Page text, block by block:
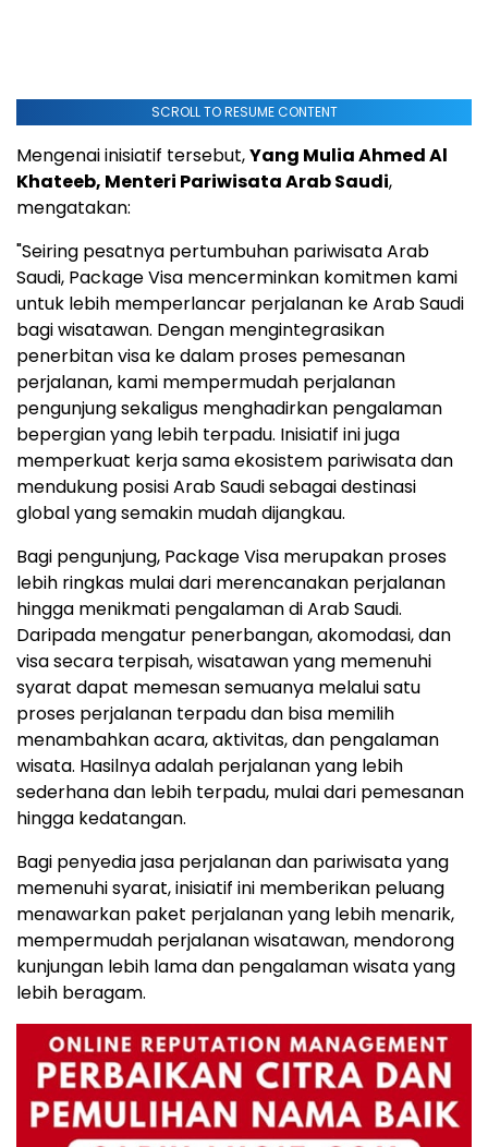
SCROLL TO RESUME CONTENT
Mengenai inisiatif tersebut,Yang Mulia Ahmed Al
Khateeb, Menteri Pariwisata Arab Saudi,
mengatakan:
"Seiring pesatnya pertumbuhan pariwisata Arab
Saudi, Package Visa mencerminkan komitmen kami
untuk lebih memperlancar perjalanan ke Arab Saudi
bagi wisatawan. Dengan mengintegrasikan
penerbitan visa ke dalam proses pemesanan
perjalanan, kami mempermudah perjalanan
pengunjung sekaligus menghadirkan pengalaman
bepergian yang lebih terpadu. Inisiatif ini juga
memperkuat kerja sama ekosistem pariwisata dan
mendukung posisi Arab Saudi sebagai destinasi
global yang semakin mudah dijangkau.
Bagi pengunjung, Package Visa merupakan proses
lebih ringkas mulai dari merencanakan perjalanan
hingga menikmati pengalaman di Arab Saudi.
Daripada mengatur penerbangan, akomodasi, dan
visa secara terpisah, wisatawan yang memenuhi
syarat dapat memesan semuanya melalui satu
proses perjalanan terpadu dan bisa memilih
menambahkan acara, aktivitas, dan pengalaman
wisata. Hasilnya adalah perjalanan yang lebih
sederhana dan lebih terpadu, mulai dari pemesanan
hingga kedatangan.
Bagi penyedia jasa perjalanan dan pariwisata yang
memenuhi syarat, inisiatif ini memberikan peluang
menawarkan paket perjalanan yang lebih menarik,
mempermudah perjalanan wisatawan, mendorong
kunjungan lebih lama dan pengalaman wisata yang
lebih beragam.